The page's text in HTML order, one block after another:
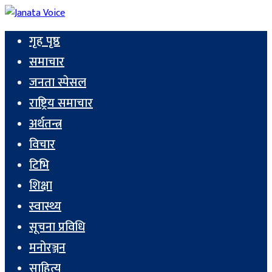
गृह पृष्ठ
समाचार
जनता स्पेसल
राष्ट्रिय समाचार
अर्थतन्त्र
विचार
टिभि
शिक्षा
स्वास्थ्य
सूचना प्रविधि
मनोरञ्जन